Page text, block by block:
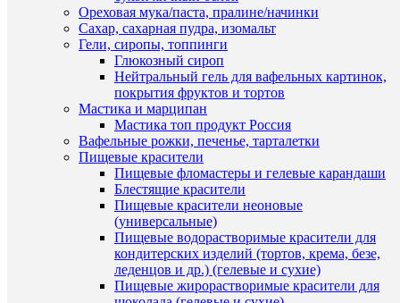
Ореховая мука/паста, пралине/начинки
Сахар, сахарная пудра, изомальт
Гели, сиропы, топпинги
Глюкозный сироп
Нейтральный гель для вафельных картинок,
покрытия фруктов и тортов
Мастика и марципан
Мастика топ продукт Россия
Вафельные рожки, печенье, тарталетки
Пищевые красители
Пищевые фломастеры и гелевые карандаши
Блестящие красители
Пищевые красители неоновые
(универсальные)
Пищевые водорастворимые красители для
кондитерских изделий (тортов, крема, безе,
леденцов и др.) (гелевые и сухие)
Пищевые жирорастворимые красители для
В
руб.
В
корзину
Купить